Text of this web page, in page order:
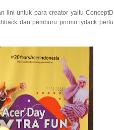
lini untuk para creator yaitu ConceptD
dan pemburu promo tydack perlu